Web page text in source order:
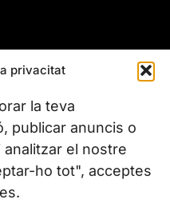
privacitat
la teva
publicar anuncis o
el nostre
ho tot", acceptes